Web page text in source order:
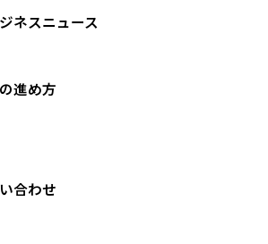
ネスニュース
進め方
合わせ